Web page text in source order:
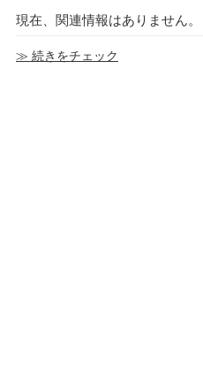
現在、関連情報はありません。
≫ 続きをチェック